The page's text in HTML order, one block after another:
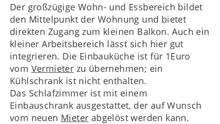
Der großzügige Wohn- und Essbereich bildet
den Mittelpunkt der Wohnung und bietet
direkten Zugang zum kleinen Balkon. Auch ein
kleiner Arbeitsbereich lässt sich hier gut
integrieren. Die Einbauküche ist für 1Euro
vom Vermieter zu übernehmen; ein
Kühlschrank ist nicht enthalten.
Das Schlafzimmer ist mit einem
Einbauschrank ausgestattet, der auf Wunsch
vom neuen Mieter abgelöst werden kann.